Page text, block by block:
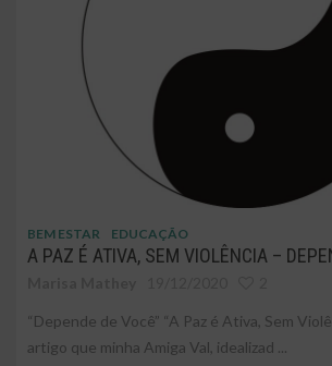
BEM ESTAR EDUCAÇÃO
A PAZ É ATIVA, SEM VIOLÊNCIA –
“Depende de Você” “A Paz é Ativa, Sem
artigo que minha Amiga Val, idealizad ...